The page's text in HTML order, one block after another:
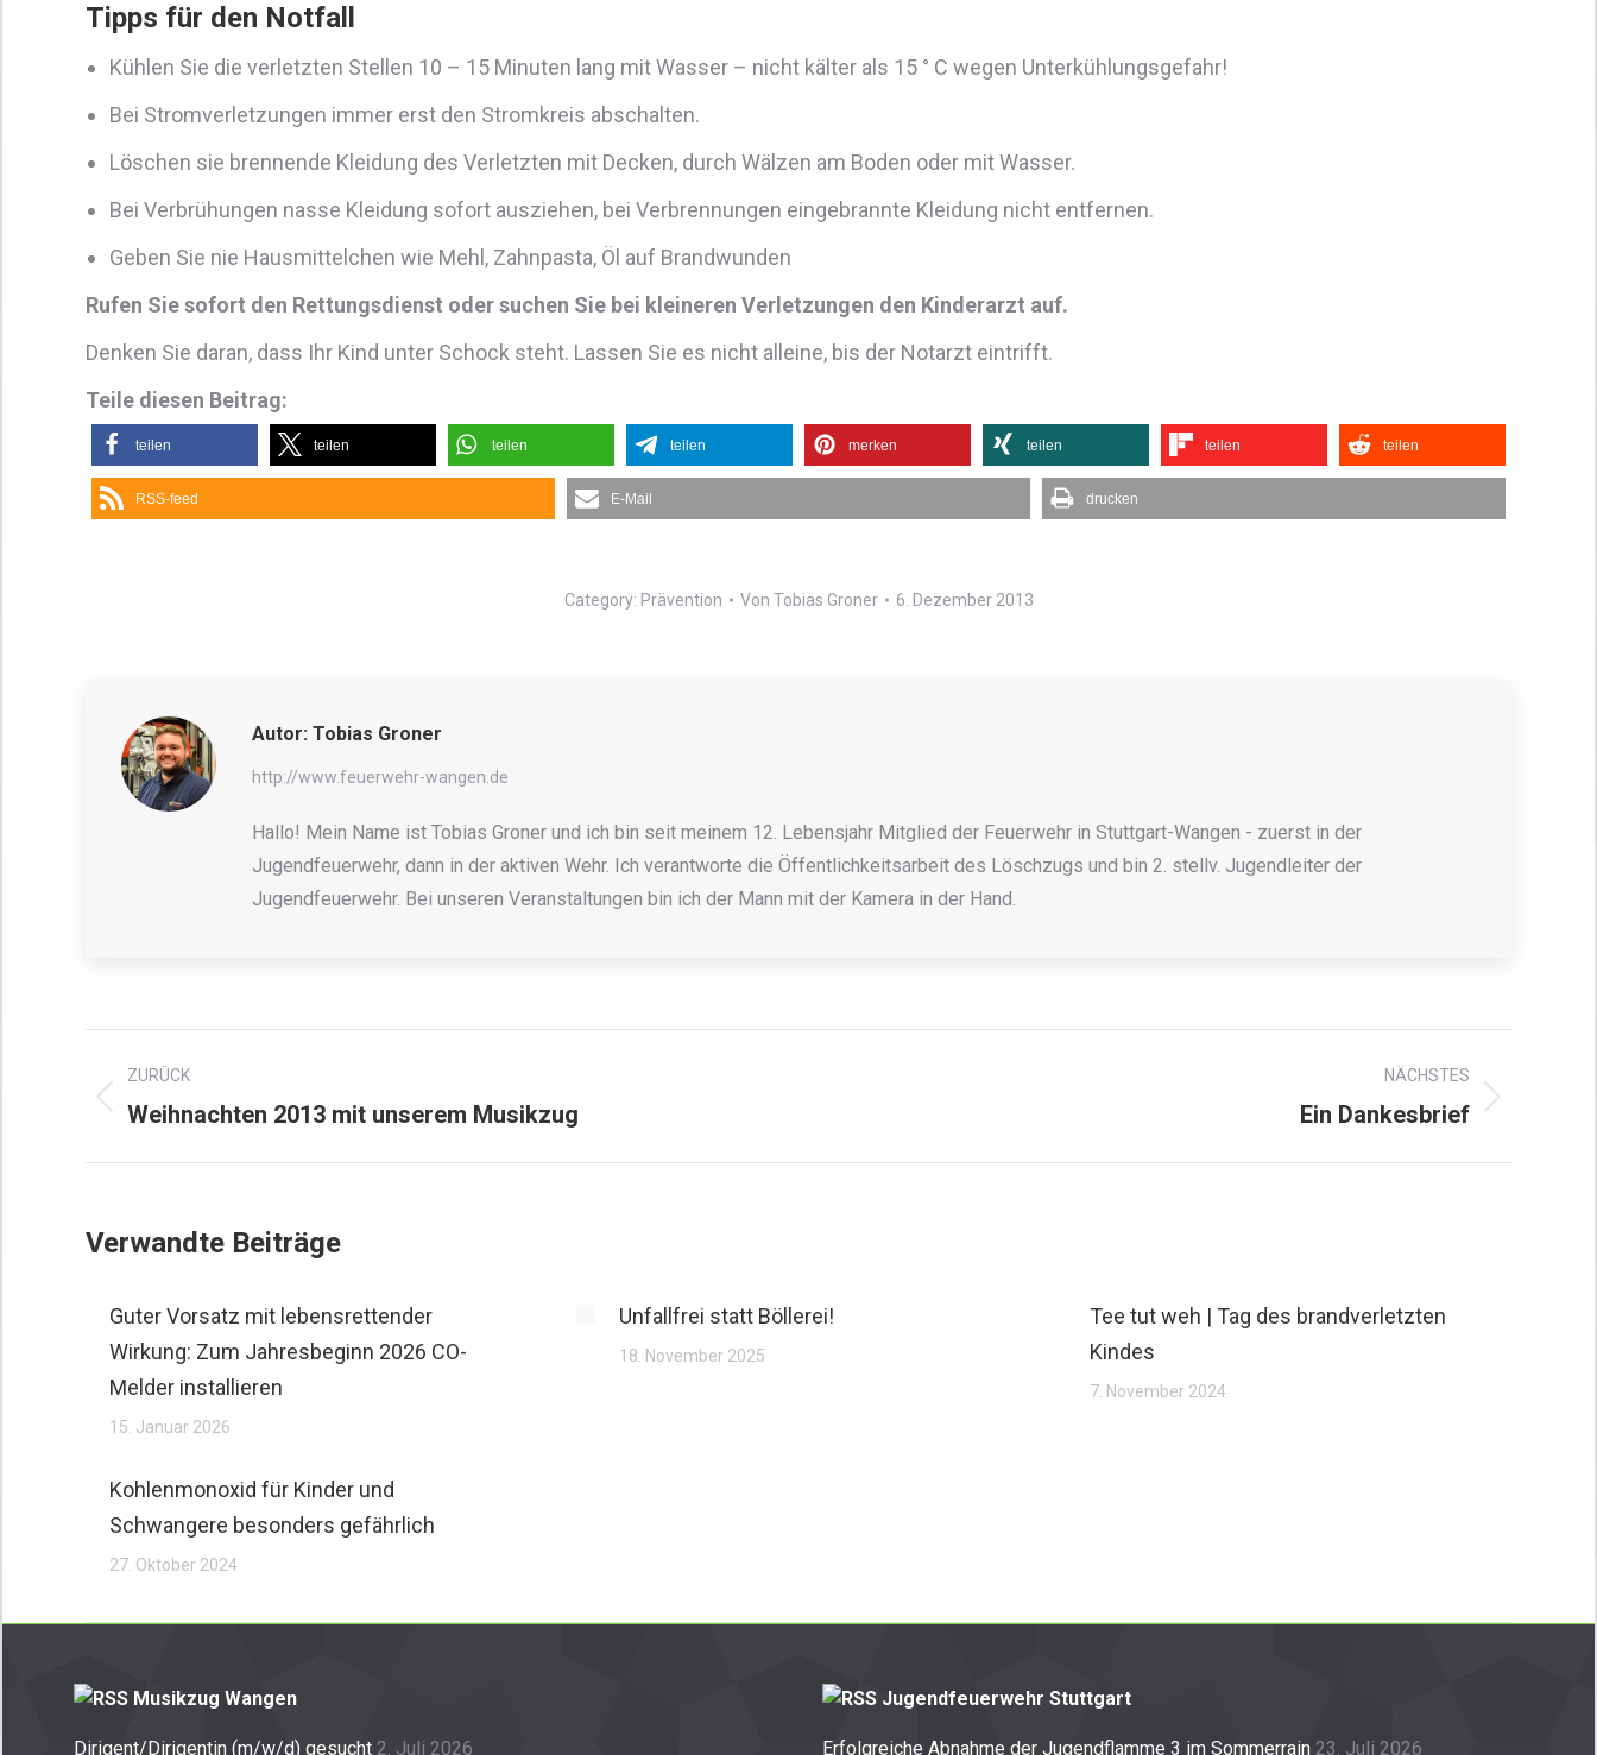
Tipps für den Notfall
Kühlen Sie die verletzten Stellen 10 – 15 Minuten lang mit Wasser – nicht kälter als 15 ° C wegen Unterkühlungsgefahr!
Bei Stromverletzungen immer erst den Stromkreis abschalten.
Löschen sie brennende Kleidung des Verletzten mit Decken, durch Wälzen am Boden oder mit Wasser.
Bei Verbrühungen nasse Kleidung sofort ausziehen, bei Verbrennungen eingebrannte Kleidung nicht entfernen.
Geben Sie nie Hausmittelchen wie Mehl, Zahnpasta, Öl auf Brandwunden
Rufen Sie sofort den Rettungsdienst oder suchen Sie bei kleineren Verletzungen den Kinderarzt auf.
Denken Sie daran, dass Ihr Kind unter Schock steht. Lassen Sie es nicht alleine, bis der Notarzt eintrifft.
Teile diesen Beitrag:
teilen teilen teilen teilen merken teilen teilen teilen
RSS-feed E-Mail drucken
Category: Prävention Von Tobias Groner 6. Dezember 2013
Autor: Tobias Groner
http://www.feuerwehr-wangen.de
Hallo! Mein Name ist Tobias Groner und ich bin seit meinem 12. Lebensjahr Mitglied der Feuerwehr in Stuttgart-Wangen - zuerst in der
Jugendfeuerwehr, dann in der aktiven Wehr. Ich verantworte die Öffentlichkeitsarbeit des Löschzugs und bin 2. stellv. Jugendleiter der
Jugendfeuerwehr. Bei unseren Veranstaltungen bin ich der Mann mit der Kamera in der Hand.
ZURÜCK
Weihnachten 2013 mit unserem Musikzug
NÄCHSTES
Ein Dankesbrief
Verwandte Beiträge
Guter Vorsatz mit lebensrettender
Wirkung: Zum Jahresbeginn 2026 CO-
Melder installieren
15. Januar 2026
Unfallfrei statt Böllerei!
18. November 2025
Tee tut weh | Tag des brandverletzten
Kindes
7. November 2024
Kohlenmonoxid für Kinder und
Schwangere besonders gefährlich
27. Oktober 2024
Musikzug Wangen
Dirigent/Dirigentin (m/w/d) gesucht 2. Juli 2026
Jugendfeuerwehr Stuttgart
Erfolgreiche Abnahme der Jugendflamme 3 im Sommerrain 23. Juli 2026